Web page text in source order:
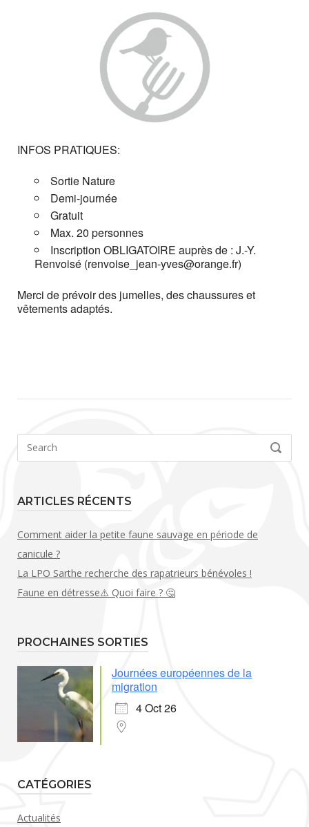
INFOS PRATIQUES:
Sortie Nature
Demi-journée
Gratuit
Max. 20 personnes
Inscription OBLIGATOIRE auprès de : J.-Y.
Renvoisé (renvoise_jean-yves@orange.fr)
Merci de prévoir des jumelles, des chaussures et
vêtements adaptés.
SEARCH
ARTICLES RÉCENTS
Comment aider la petite faune sauvage en période de
canicule ?
La LPO Sarthe recherche des rapatrieurs bénévoles !
Faune en détresse⚠️ Quoi faire ? 🤔
PROCHAINES SORTIES
Journées européennes de la
migration
4 Oct 26
CATÉGORIES
Actualités